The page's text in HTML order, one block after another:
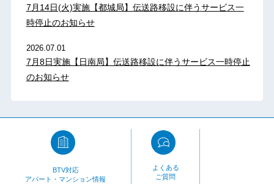
7月14日(火)実施【都城局】伝送路移設に伴うサービス一
時停止のお知らせ
2026.07.01
7月8日実施【日南局】伝送路移設に伴うサービス一時停止
のお知らせ
BTV対応
アパート・マンション情報
よくある
ご質問